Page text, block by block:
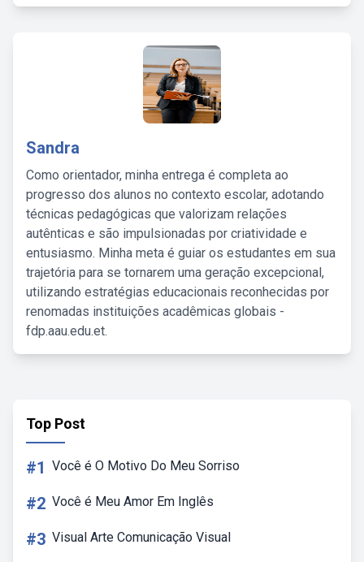
Sandra
Como orientador, minha entrega é completa ao
progresso dos alunos no contexto escolar, adotando
técnicas pedagógicas que valorizam relações
autênticas e são impulsionadas por criatividade e
entusiasmo. Minha meta é guiar os estudantes em sua
trajetória para se tornarem uma geração excepcional,
utilizando estratégias educacionais reconhecidas por
renomadas instituições acadêmicas globais -
fdp.aau.edu.et.
Top Post
#1 Você é O Motivo Do Meu Sorriso
#2 Você é Meu Amor Em Inglês
#3 Visual Arte Comunicação Visual